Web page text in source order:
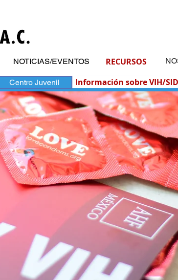
NOTICIAS/EVENTOS RECURSOS
Centro Juvenil Información sobre VIH/